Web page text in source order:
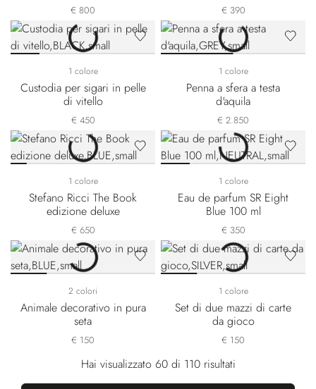
€ 800 € 390
1 colore
Custodia per sigari in pelle
di vitello
€ 450
1 colore
Penna a sfera a testa
d'aquila
€ 2.850
1 colore
Stefano Ricci The Book
edizione deluxe
€ 650
1 colore
Eau de parfum SR Eight
Blue 100 ml
€ 350
2 colori
Animale decorativo in pura
seta
€ 150
1 colore
Set di due mazzi di carte
da gioco
€ 150
Hai visualizzato 60 di 110 risultati